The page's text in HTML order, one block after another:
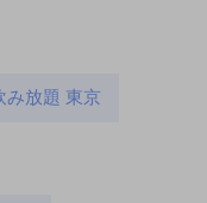
み放題 東京